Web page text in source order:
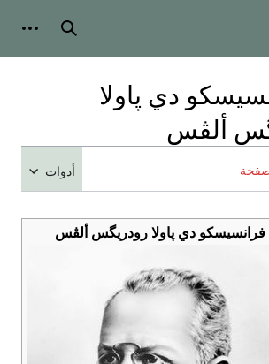
بحث
دي پاولا
ألڤس
أدوات
فرانسيسكو دي پاولا رودريگس ألڤس